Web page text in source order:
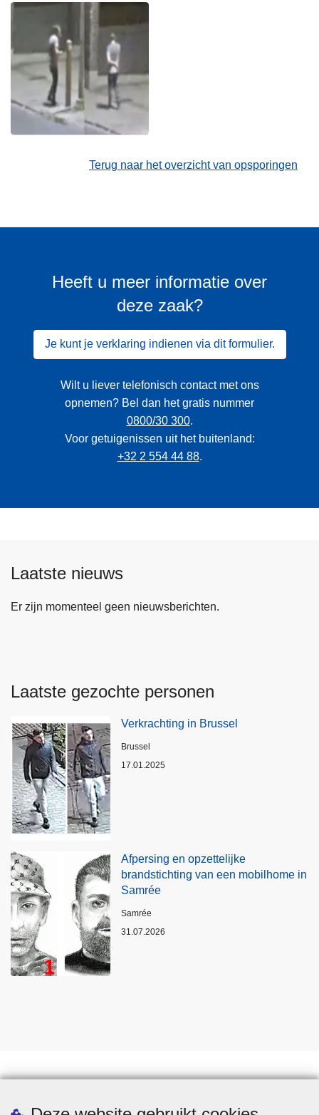
Terug naar het overzicht van opsporingen
Heeft u meer informatie over
deze zaak?
Je kunt je verklaring indienen via dit formulier.
Wilt u liever telefonisch contact met ons
opnemen? Bel dan het gratis nummer
0800/30 300.
Voor getuigenissen uit het buitenland:
+32 2 554 44 88.
Laatste nieuws
Er zijn momenteel geen nieuwsberichten.
Laatste gezochte personen
Verkrachting in Brussel
Plaats
Brussel
17.01.2025
Afpersing en opzettelijke
brandstichting van een mobilhome in
Samrée
Plaats
Samrée
31.07.2026